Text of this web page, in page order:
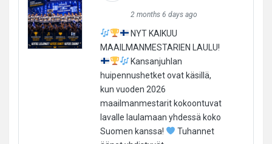
2 months 6 days ago
NYT KAIKUU
MAAILMANMESTARIEN LAULU!
Kansanjuhlan
huipennushetket ovat käsillä,
kun vuoden 2026
maailmanmestarit kokoontuvat
lavalle laulamaan yhdessä koko
Suomen kanssa!
Tuhannet